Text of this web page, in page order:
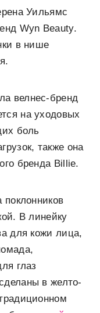
Уильямс
Wyn Beauty.
в нише
велнес-бренд
на уходовых
боль
также она
бренда Billie.
В линейку
для кожи лица,
глаз
в желто-